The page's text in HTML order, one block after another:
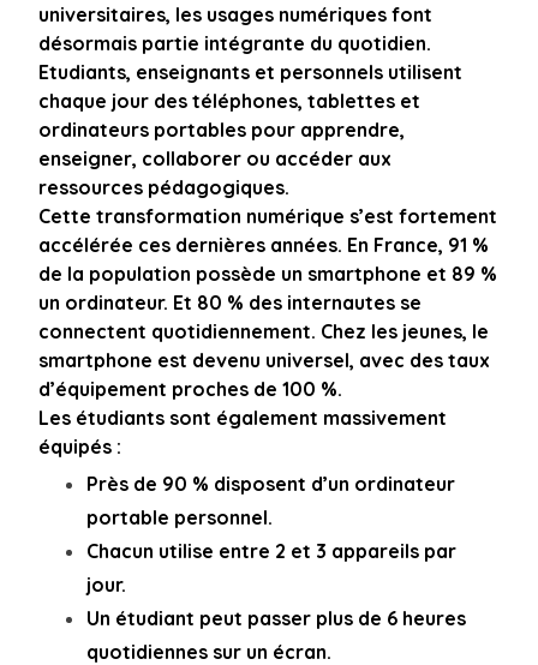
universitaires, les usages numériques font
désormais partie intégrante du quotidien.
Etudiants, enseignants et personnels utilisent
chaque jour des téléphones, tablettes et
ordinateurs portables pour apprendre,
enseigner, collaborer ou accéder aux
ressources pédagogiques.
Cette transformation numérique s’est fortement
accélérée ces dernières années. En France, 91 %
de la population possède un smartphone et 89 %
un ordinateur. Et 80 % des internautes se
connectent quotidiennement. Chez les jeunes, le
smartphone est devenu universel, avec des taux
d’équipement proches de 100 %.
Les étudiants sont également massivement
équipés :
Près de 90 % disposent d’un ordinateur
portable personnel.
Chacun utilise entre 2 et 3 appareils par
jour.
Un étudiant peut passer plus de 6 heures
quotidiennes sur un écran.